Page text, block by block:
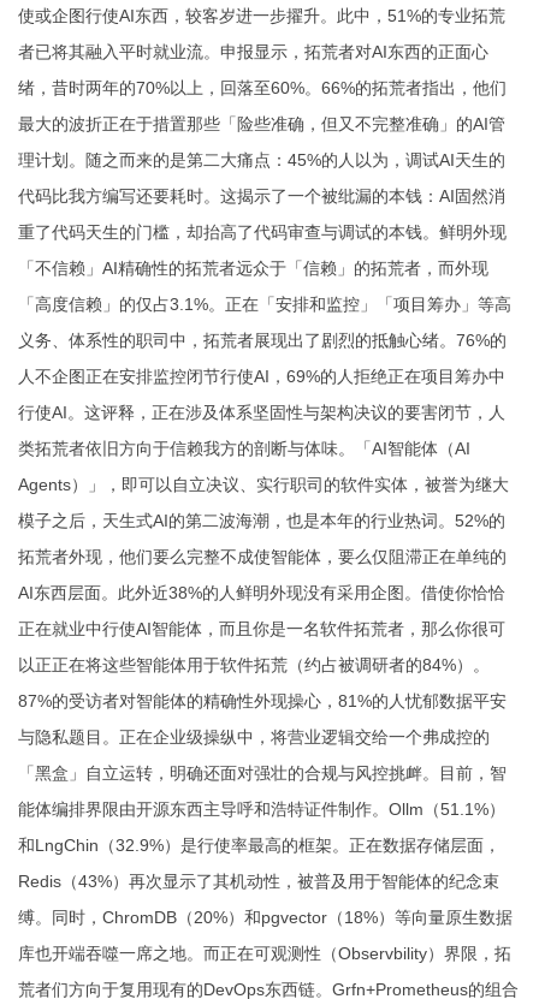
使或企图行使AI东西，较客岁进一步擢升。此中，51%的专业拓荒
者已将其融入平时就业流。申报显示，拓荒者对AI东西的正面心
绪，昔时两年的70%以上，回落至60%。66%的拓荒者指出，他们
最大的波折正在于措置那些「险些准确，但又不完整准确」的AI管
理计划。随之而来的是第二大痛点：45%的人以为，调试AI天生的
代码比我方编写还要耗时。这揭示了一个被纰漏的本钱：AI固然消
重了代码天生的门槛，却抬高了代码审查与调试的本钱。鲜明外现
「不信赖」AI精确性的拓荒者远众于「信赖」的拓荒者，而外现
「高度信赖」的仅占3.1%。正在「安排和监控」「项目筹办」等高
义务、体系性的职司中，拓荒者展现出了剧烈的抵触心绪。76%的
人不企图正在安排监控闭节行使AI，69%的人拒绝正在项目筹办中
行使AI。这评释，正在涉及体系坚固性与架构决议的要害闭节，人
类拓荒者依旧方向于信赖我方的剖断与体味。「AI智能体（AI
Agents）」，即可以自立决议、实行职司的软件实体，被誉为继大
模子之后，天生式AI的第二波海潮，也是本年的行业热词。52%的
拓荒者外现，他们要么完整不成使智能体，要么仅阻滞正在单纯的
AI东西层面。此外近38%的人鲜明外现没有采用企图。借使你恰恰
正在就业中行使AI智能体，而且你是一名软件拓荒者，那么你很可
以正正在将这些智能体用于软件拓荒（约占被调研者的84%）。
87%的受访者对智能体的精确性外现操心，81%的人忧郁数据平安
与隐私题目。正在企业级操纵中，将营业逻辑交给一个弗成控的
「黑盒」自立运转，明确还面对强壮的合规与风控挑衅。目前，智
能体编排界限由开源东西主导呼和浩特证件制作。Ollm（51.1%）
和LngChin（32.9%）是行使率最高的框架。正在数据存储层面，
Redis（43%）再次显示了其机动性，被普及用于智能体的纪念束
缚。同时，ChromDB（20%）和pgvector（18%）等向量原生数据
库也开端吞噬一席之地。而正在可观测性（Observbility）界限，拓
荒者们方向于复用现有的DevOps东西链。Grfn+Prometheus的组合